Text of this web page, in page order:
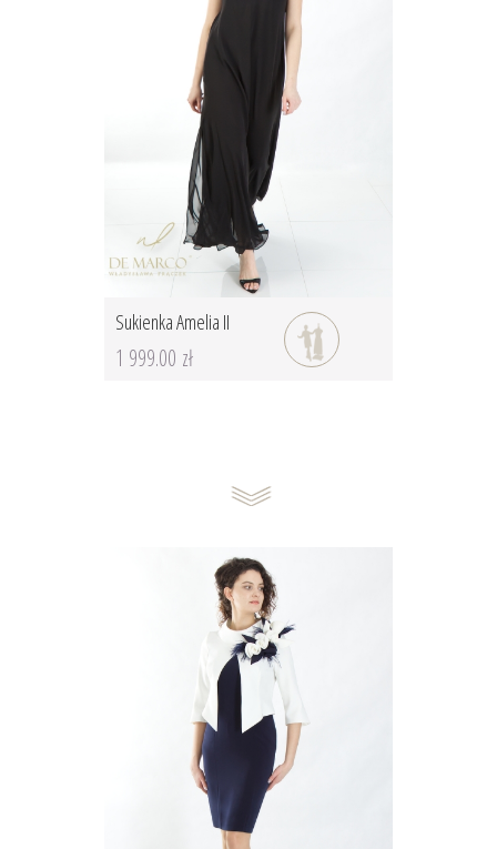
Sukienka Amelia II
1 999.00 zł